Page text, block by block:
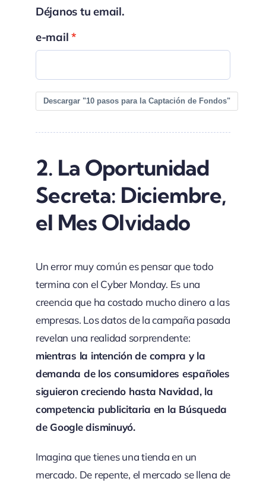
Déjanos tu email.
e-mail
Descargar "10 pasos para la Captación de Fondos"
2. La Oportunidad
Secreta: Diciembre,
el Mes Olvidado
Un error muy común es pensar que todo
termina con el Cyber Monday. Es una
creencia que ha costado mucho dinero a las
empresas. Los datos de la campaña pasada
revelan una realidad sorprendente:
mientras la intención de compra y la
demanda de los consumidores españoles
siguieron creciendo hasta Navidad, la
competencia publicitaria en la Búsqueda
de Google disminuyó.
Imagina que tienes una tienda en un
mercado. De repente, el mercado se llena de